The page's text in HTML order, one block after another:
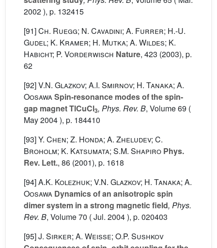
2002 ), p. 132415
[91]Ch. Ruegg; N. Cavadini; A. Furrer; H.-U.
Gudel; K. Kramer; H. Mutka; A. Wildes; K.
Habicht; P. Vorderwisch Nature, 423 (2003), p.
62
[92]V.N. Glazkov; A.I. Smirnov; H. Tanaka; A.
OosawaSpin-resonance modes of the spin-
gap magnet TlCuCl3, Phys. Rev. B, Volume 69 (
May 2004 ), p. 184410
[93]Y. Chen; Z. Honda; A. Zheludev; C.
Broholm; K. Katsumata; S.M. Shapiro Phys.
Rev. Lett., 86 (2001), p. 1618
[94]A.K. Kolezhuk; V.N. Glazkov; H. Tanaka; A.
Oosawa Dynamics of an anisotropic spin
dimer system in a strong magnetic field, Phys.
Rev. B, Volume 70 ( Jul. 2004 ), p. 020403
[95]J. Sirker; A. Weisse; O.P. Sushkov